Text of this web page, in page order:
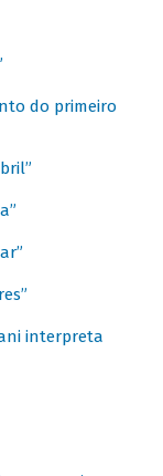
do primeiro
interpreta